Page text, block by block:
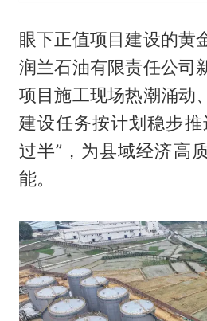
眼下正值项目建设的黄
润兰石油有限责任公司
项目施工现场热潮涌动
建设任务按计划稳步推
过半”，为县域经济高
能。